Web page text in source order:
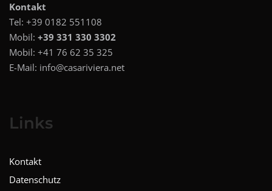
Kontakt
Tel: +39 0182 551108
Mobil: +39 331 330 3302
Mobil: +41 76 62 35 325
E-Mail: info@casariviera.net
Links
Kontakt
Datenschutz